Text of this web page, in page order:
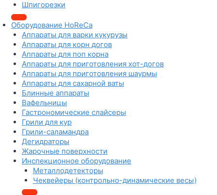
Шпигорезки
Оборудование HoReCa
Аппараты для варки кукурузы
Аппараты для корн догов
Аппараты для поп корна
Аппараты для приготовления хот-догов
Аппараты для приготовления шаурмы
Аппараты для сахарной ваты
Блинные аппараты
Вафельницы
Гастрономические слайсеры
Грили для кур
Грили-саламандра
Дегидраторы
Жарочные поверхности
Инспекционное оборудование
Металлодетекторы
Чеквейеры (контрольно-динамические весы)